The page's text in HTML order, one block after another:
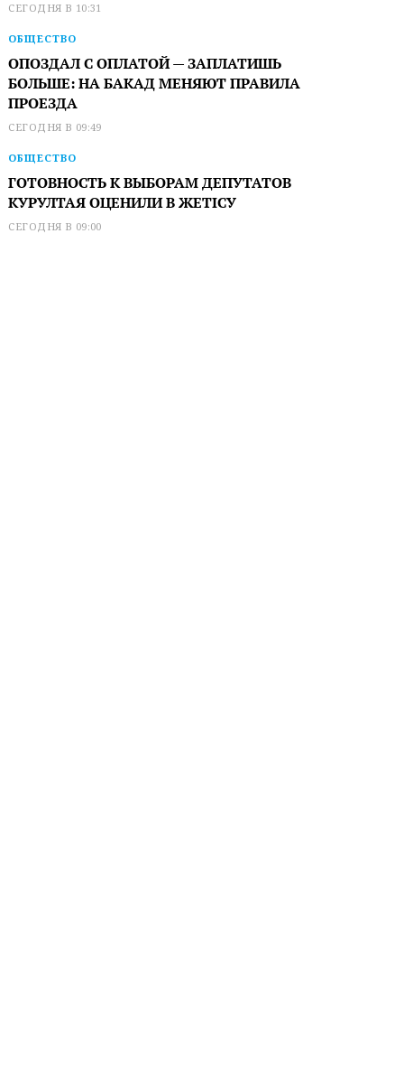
СЕГОДНЯ В 10:31
ОБЩЕСТВО
ОПОЗДАЛ С ОПЛАТОЙ — ЗАПЛАТИШЬ
БОЛЬШЕ: НА БАКАД МЕНЯЮТ ПРАВИЛА
ПРОЕЗДА
СЕГОДНЯ В 09:49
ОБЩЕСТВО
ГОТОВНОСТЬ К ВЫБОРАМ ДЕПУТАТОВ
КУРУЛТАЯ ОЦЕНИЛИ В ЖЕТІСУ
СЕГОДНЯ В 09:00